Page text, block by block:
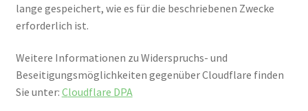
lange gespeichert, wie es für die beschriebenen Zwecke
erforderlich ist.
Weitere Informationen zu Widerspruchs- und
Beseitigungsmöglichkeiten gegenüber Cloudflare finden
Sie unter: Cloudflare DPA